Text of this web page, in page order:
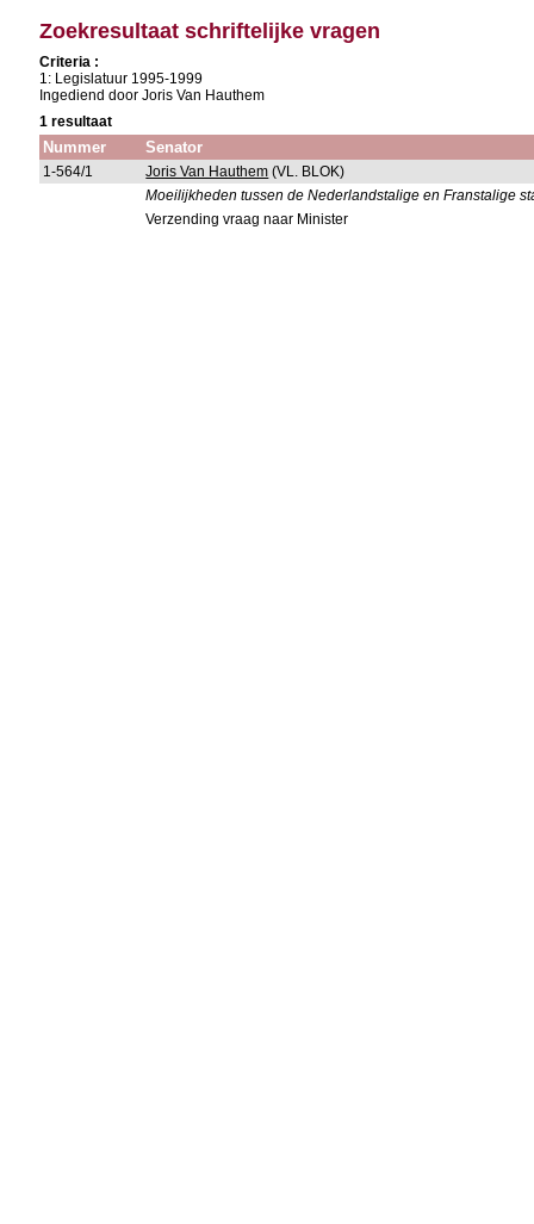
Zoekresultaat schriftelijke vragen
Criteria :
1: Legislatuur 1995-1999
Ingediend door Joris Van Hauthem
1 resultaat
Nummer Senator
1-564/1 Joris Van Hauthem (VL. BLOK)
Moeilijkheden tussen de Nederlandstalige en Franstalige
Verzending vraag naar Minister